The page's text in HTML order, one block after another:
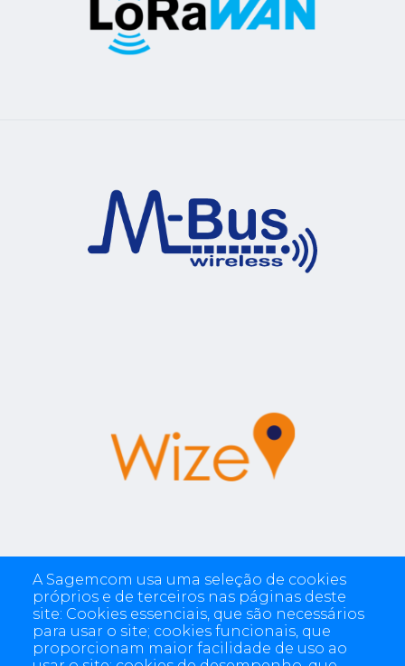
A Sagemcom usa uma seleção de cookies
próprios e de terceiros nas páginas deste
site: Cookies essenciais, que são necessários
para usar o site; cookies funcionais, que
proporcionam maior facilidade de uso ao